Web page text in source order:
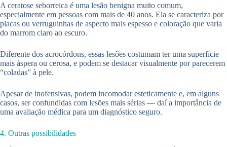
A ceratose seborreica é uma lesão benigna muito comum,
especialmente em pessoas com mais de 40 anos. Ela se caracteriza por
placas ou verruguinhas de aspecto mais espesso e coloração que varia
do marrom claro ao escuro.
Diferente dos acrocórdons, essas lesões costumam ter uma superfície
mais áspera ou cerosa, e podem se destacar visualmente por parecerem
“coladas” à pele.
Apesar de inofensivas, podem incomodar esteticamente e, em alguns
casos, ser confundidas com lesões mais sérias — daí a importância de
uma avaliação médica para um diagnóstico seguro.
4. Outras possibilidades